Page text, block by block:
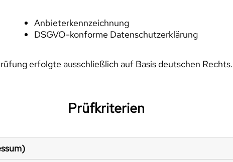
Anbieterkennzeichnung
DSGVO-konforme Datenschutzerklärung
erfolgte ausschließlich auf Basis deutschen Rechts.
Prüfkriterien